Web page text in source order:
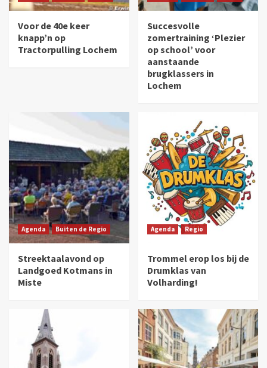
Voor de 40e keer
knapp’n op
Tractorpulling Lochem
Succesvolle
zomertraining ‘Plezier
op school’ voor
aanstaande
brugklassers in
Lochem
Agenda Buiten de Regio
Streektaalavond op
Landgoed Kotmans in
Miste
Agenda Regio
Trommel erop los bij de
Drumklas van
Volharding!